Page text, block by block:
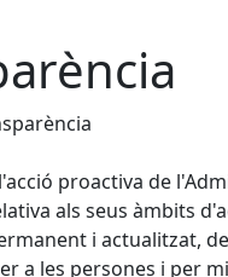
proactiva de
als seus àmbits
i actualitzat,
a les persones i per